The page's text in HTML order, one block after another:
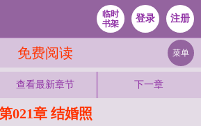
临时
书架
登录 注册
免费阅读 菜单
查看最新章节 下一章
021章 结婚照